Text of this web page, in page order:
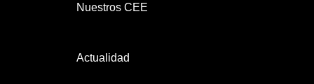
Nuestros CEE
Actualidad